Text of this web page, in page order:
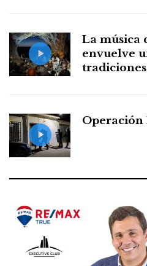
La música
envuelve
tradiciones
Operación